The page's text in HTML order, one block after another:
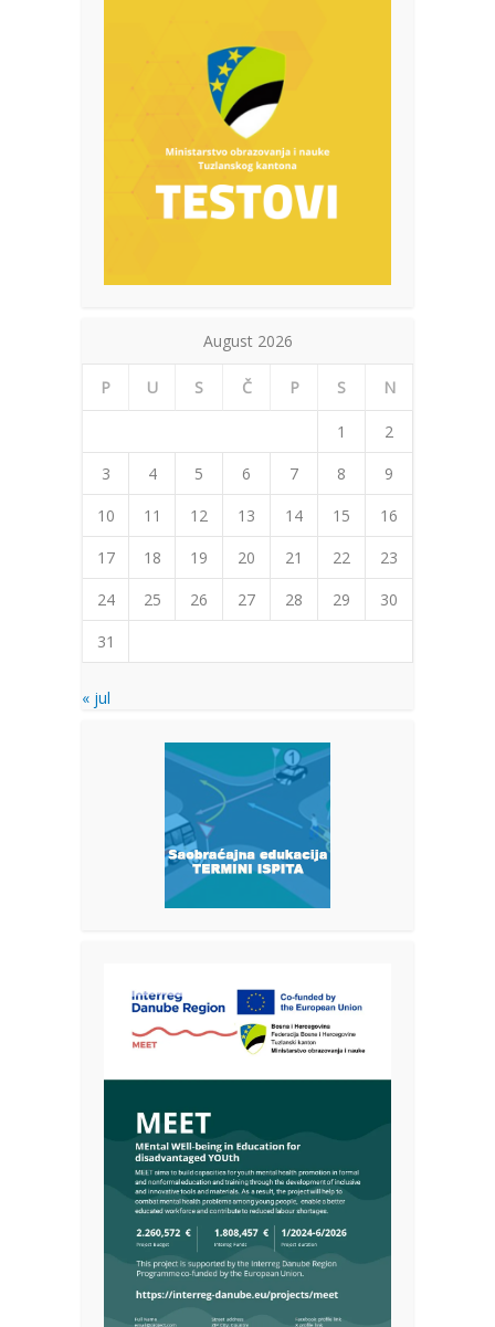
August 2026
P U S Č P S N
1
2
3
4 5 6 7 8
9
10
11 12 13 14 15
16
17
18 19 20 21 22
23
24
25 26 27 28 29
30
31
« jul